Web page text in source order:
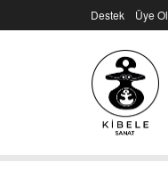
Destek Üye Ol